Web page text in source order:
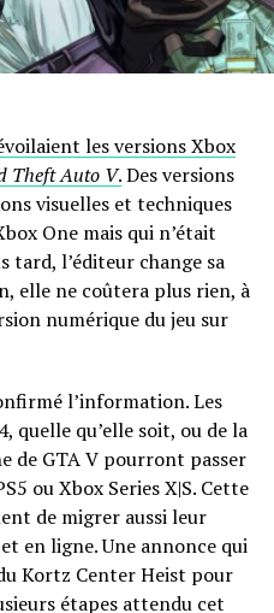
les versions Xbox
Theft Auto V.Des versions
visuelles et techniques
One mais qui n’était
tard, l’éditeur change sa
elle ne coûtera plus rien, à
numérique du jeu sur
l’information. Les
quelle qu’elle soit, ou de la
de GTA V pourront passer
ou Xbox Series X|S. Cette
de migrer aussi leur
en ligne. Une annonce qui
Kortz Center Heist pour
étapes attendu cet